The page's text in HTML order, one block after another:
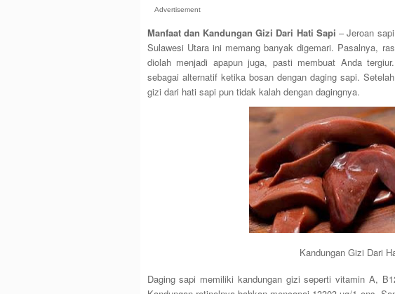
Advertisement
Manfaat dan Kandungan Gizi Dari Hati Sapi– Jeroan
Sulawesi Utara ini memang banyak digemari. Pasalnya,
diolah menjadi apapun juga, pasti membuat Anda
sebagai alternatif ketika bosan dengan daging sapi.
gizi dari hati sapi pun tidak kalah dengan dagingnya.
Kandungan Gizi Dari
Daging sapi memiliki kandungan gizi seperti vitamin A,